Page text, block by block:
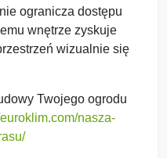
nie ogranicza dostępu
wnętrze zyskuje
wizualnie się
Twojego ogrodu
nasza-